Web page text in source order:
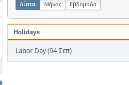
Λίστα Μήνας Εβδομάδα
Holidays
Labor Day (04 Σεπ)